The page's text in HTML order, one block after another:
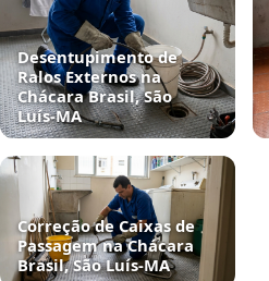
Desentupimento de
Ralos Externos na
Chácara Brasil, São
Luís‑MA
Correção de Caixas de
Passagem na Chácara
Brasil, São Luís‑MA